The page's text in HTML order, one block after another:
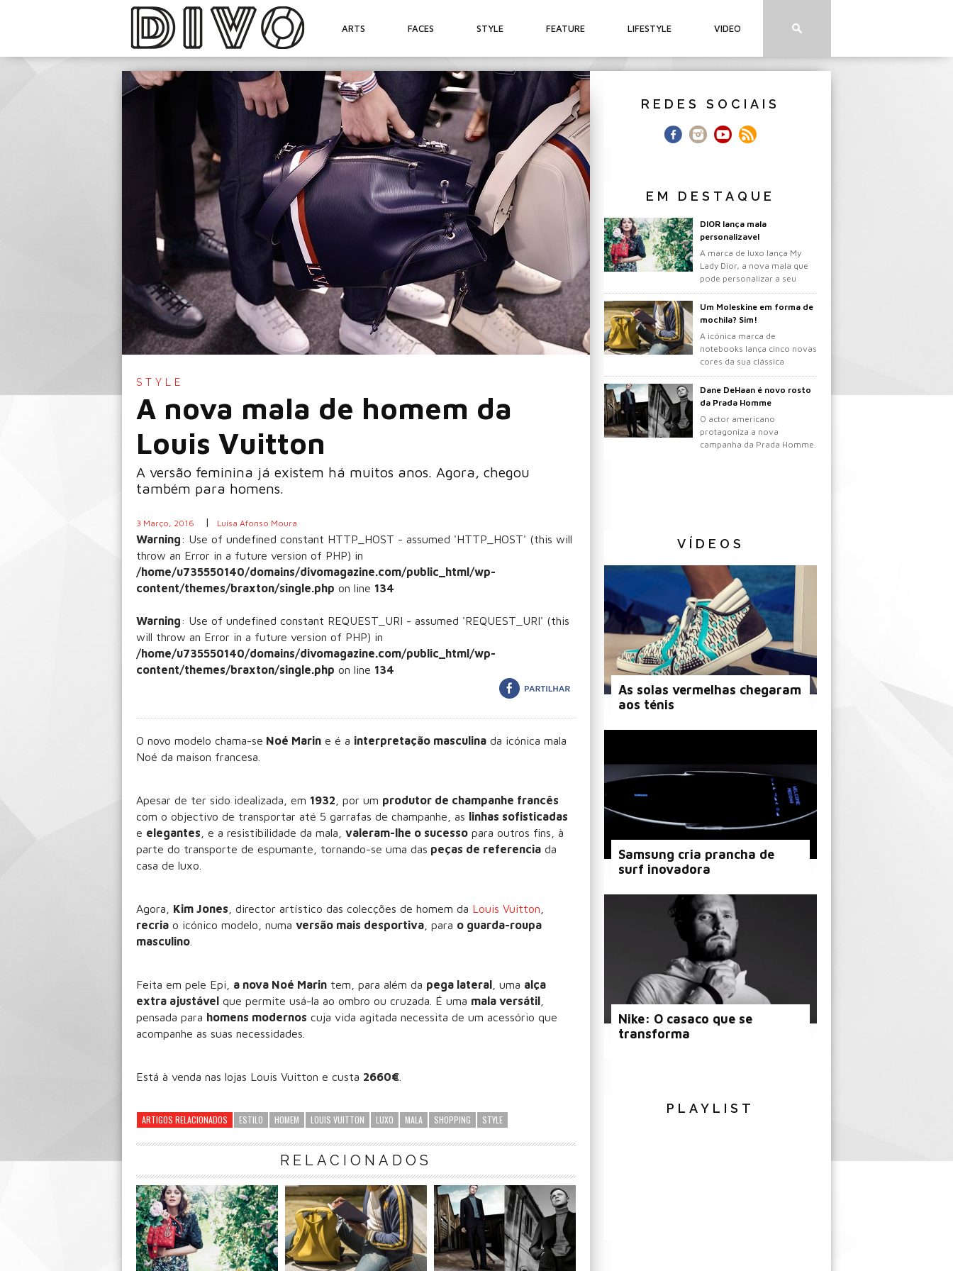
ARTS FACES STYLE FEATURE LIFESTYLE VIDEO
STYLE
A nova mala de homem da
Louis Vuitton
A versão feminina já existem há muitos anos. Agora, chegou
também para homens.
3 Março, 2016 | Luísa Afonso Moura
Warning: Use of undefined constant HTTP_HOST - assumed 'HTTP_HOST' (this will
throw an Error in a future version of PHP) in
/home/u735550140/domains/divomagazine.com/public_html/wp-
content/themes/braxton/single.php on line 134
Warning: Use of undefined constant REQUEST_URI - assumed 'REQUEST_URI' (this
will throw an Error in a future version of PHP) in
/home/u735550140/domains/divomagazine.com/public_html/wp-
content/themes/braxton/single.php on line 134
O novo modelo chama-se Noé Marin e é a interpretação masculina da icónica mala
Noé da maison francesa.
Apesar de ter sido idealizada, em 1932 , por um produtor de champanhe francês
com o objectivo de transportar até 5 garrafas de champanhe, as linhas sofisticadas
e elegantes , e a resistibilidade da mala, valeram-lhe o sucesso para outros fins, à
parte do transporte de espumante, tornando-se uma das peças de referencia da
casa de luxo.
Agora, Kim Jones , director artístico das colecções de homem da Louis Vuitton
recria o icónico modelo, numa versão mais desportiva , para o guarda-roupa
masculino
Feita em pele Epi, a nova Noé Marin tem, para além da pega lateral , uma alça
extra ajustável que permite usá-la ao ombro ou cruzada. É uma mala versátil
pensada para homens modernos cuja vida agitada necessita de um acessório que
acompanhe as suas necessidades.
Está à venda nas lojas Louis Vuitton e custa 2660€
ARTIGOS RELACIONADOS ESTILO HOMEM LOUIS VUITTON LUXO MALA SHOPPING STYLE
RELACIONADOS
REDES SOCIAIS
EM DESTAQUE
DIOR lança mala
personalizavel
A marca de luxo lança My
Lady Dior, a nova mala que
pode personalizar a seu
gosto.
Um Moleskine em forma de
mochila? Sim!
A icónica marca de
notebooks lança cinco novas
cores da sua clássica
mochila.
Dane DeHaan é novo rosto
da Prada Homme
O actor americano
protagoniza a nova
campanha da Prada Homme.
VÍDEOS
As solas vermelhas chegaram
aos ténis
Samsung cria prancha de
surf inovadora
Nike: O casaco que se
transforma
PLAYLIST